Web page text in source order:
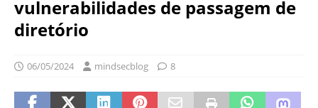
vulnerabilidades de passagem de
diretório
06/05/2024 mindsecblog 8